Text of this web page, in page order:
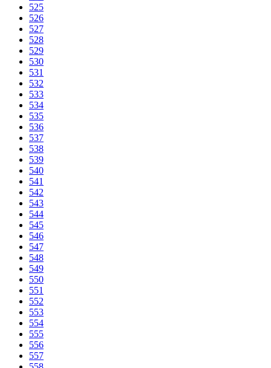
525
526
527
528
529
530
531
532
533
534
535
536
537
538
539
540
541
542
543
544
545
546
547
548
549
550
551
552
553
554
555
556
557